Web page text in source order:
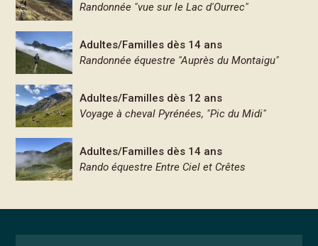
Randonnée "vue sur le Lac d'Ourrec"
Adultes/Familles dès 14 ans
Randonnée équestre "Auprès du Montaigu"
Adultes/Familles dès 12 ans
Voyage à cheval Pyrénées, "Pic du Midi"
Adultes/Familles dès 14 ans
Rando équestre Entre Ciel et Crêtes